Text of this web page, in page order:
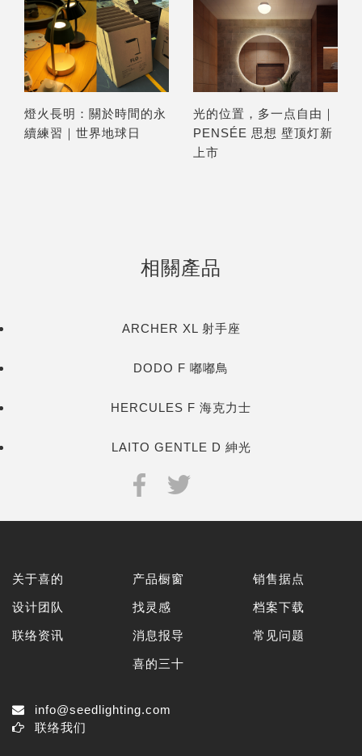
燈火長明：關於時間的永
續練習｜世界地球日
光的位置，多一点自由｜
PENSÉE 思想 壁顶灯新
上市
相關產品
ARCHER XL 射手座
DODO F 嘟嘟鳥
HERCULES F 海克力士
LAITO GENTLE D 紳光
关于喜的
设计团队
联络资讯
产品橱窗
找灵感
消息报导
喜的三十
销售据点
档案下载
常见问题
info@seedlighting.com
联络我们